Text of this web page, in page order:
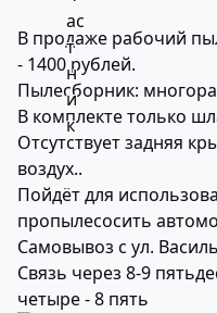
В продаже рабочий
- 1400 рублей.
Пылесборник:
В комплекте только
Отсутствует задняя
воздух..
Пойдёт для
пропылесосить
Самовывоз с ул.
Связь через 8-9
четыре - 8 пять